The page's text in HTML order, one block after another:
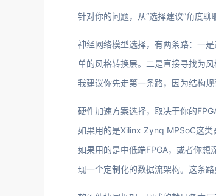
针对你的问题，从“选择建议”角度聊
神经网络模型选择，有两条路：一
单的风格转换层。二是直接寻找为
我建议你先走第一条路，因为结构
硬件加速方案选择，取决于你的
如果用的是Xilinx Zynq MPSoC这类
如果用的是中低端FPGA，或者你
现一个定制化的数据流架构。这条